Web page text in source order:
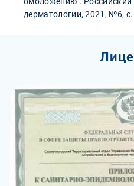
дерматологии, 2021, №6, с.